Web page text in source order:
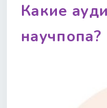
Какие
научпопа?